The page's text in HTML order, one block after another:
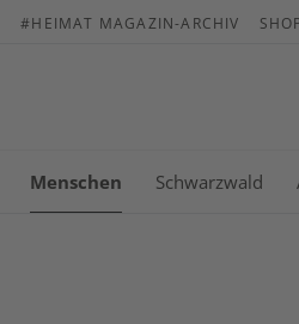
#HEIMAT MAGAZIN-ARCHIV
Menschen Schwarzwald